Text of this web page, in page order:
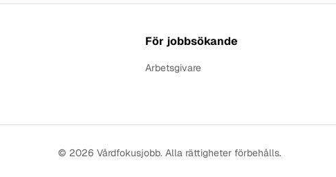
För jobbsökande
Arbetsgivare
© 2026 Vårdfokusjobb. Alla rättigheter förbehålls.